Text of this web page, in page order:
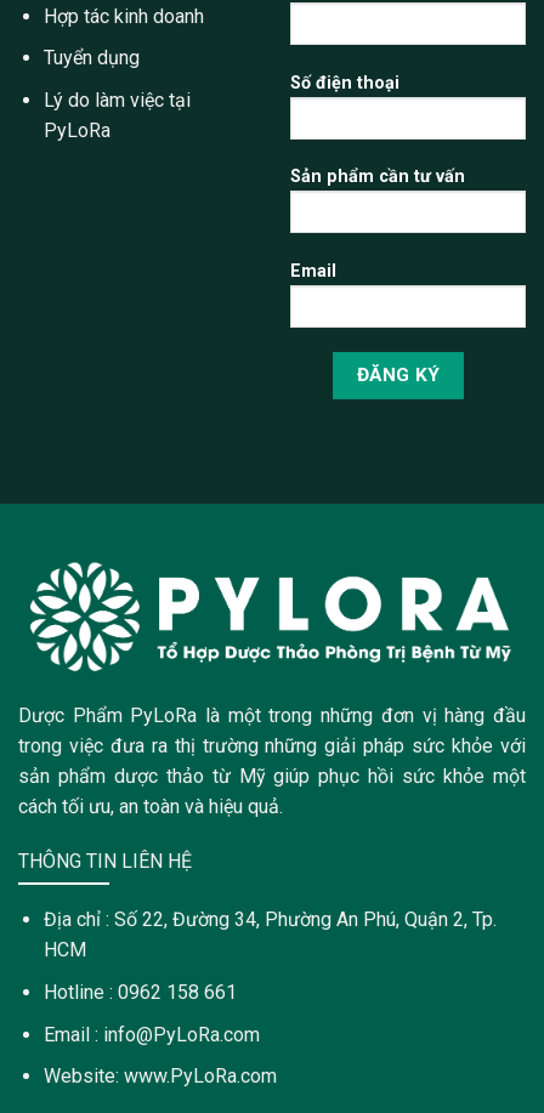
Hợp tác kinh doanh
Tuyển dụng
Lý do làm việc tại
PyLoRa
Số điện thoại
Sản phẩm cần tư vấn
Email
Dược Phẩm PyLoRa là một trong những đơn vị hàng đầu
trong việc đưa ra thị trường những giải pháp sức khỏe với
sản phẩm dược thảo từ Mỹ giúp phục hồi sức khỏe một
cách tối ưu, an toàn và hiệu quả.
THÔNG TIN LIÊN HỆ
Địa chỉ : Số 22, Đường 34, Phường An Phú, Quận 2, Tp.
HCM
Hotline : 0962 158 661
Email : info@PyLoRa.com
Website: www.PyLoRa.com